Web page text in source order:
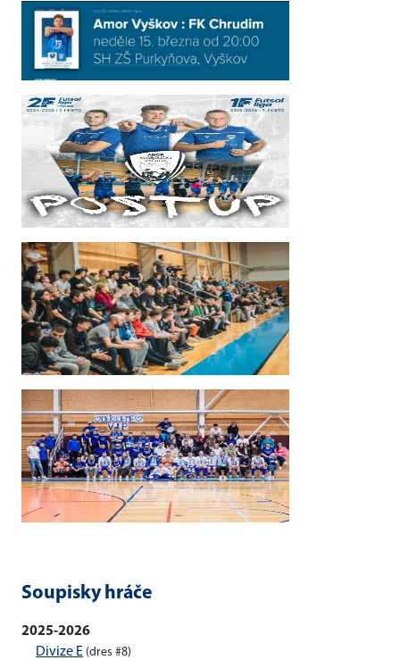
Soupisky hráče
2025-2026
Divize E (dres #8)